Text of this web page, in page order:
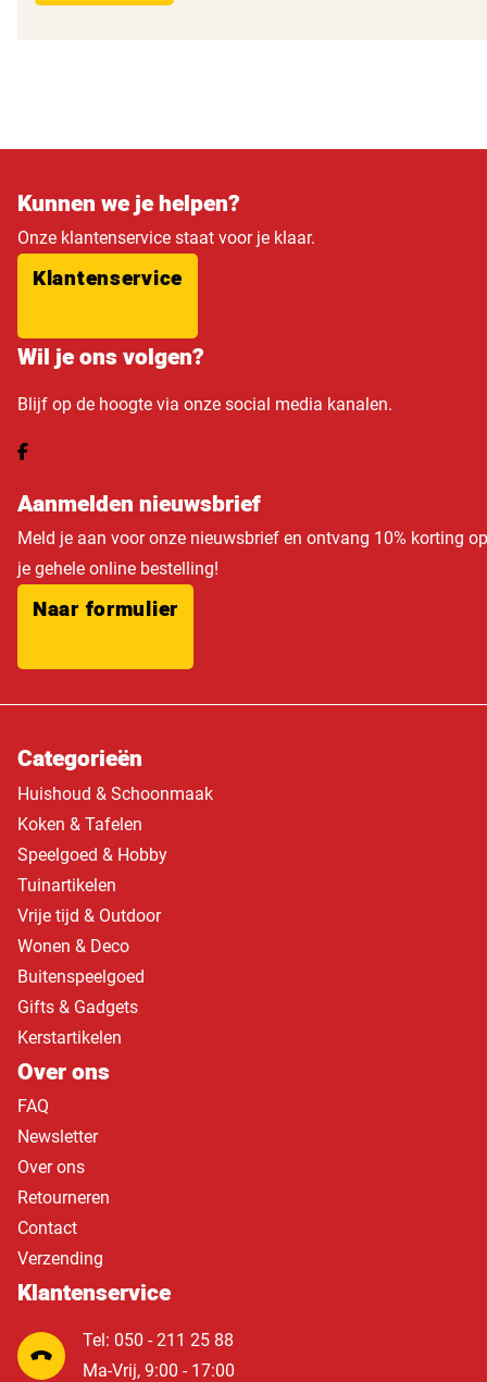
Kunnen we je helpen?
Onze klantenservice staat voor je klaar.
Klantenservice
Wil je ons volgen?
Blijf op de hoogte via onze social media kanalen.
Aanmelden nieuwsbrief
Meld je aan voor onze nieuwsbrief en ontvang 10% korting op
je gehele online bestelling!
Naar formulier
Categorieën
Huishoud & Schoonmaak
Koken & Tafelen
Speelgoed & Hobby
Tuinartikelen
Vrije tijd & Outdoor
Wonen & Deco
Buitenspeelgoed
Gifts & Gadgets
Kerstartikelen
Over ons
FAQ
Newsletter
Over ons
Retourneren
Contact
Verzending
Klantenservice
Tel: 050 - 211 25 88
Ma-Vrij, 9:00 - 17:00